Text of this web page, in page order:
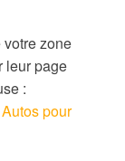
zone
leur page
:
pour